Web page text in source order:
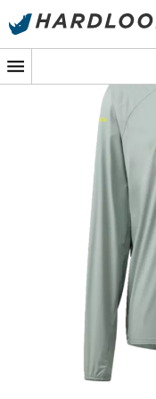
På stejle stier eller i
frygtindgydende
Sunpack Hoodie
fra
stof beriget med
skjold